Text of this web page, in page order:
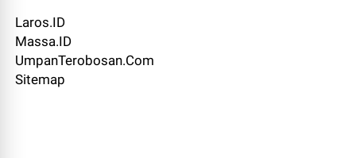
Laros.ID
Massa.ID
UmpanTerobosan.Com
Sitemap